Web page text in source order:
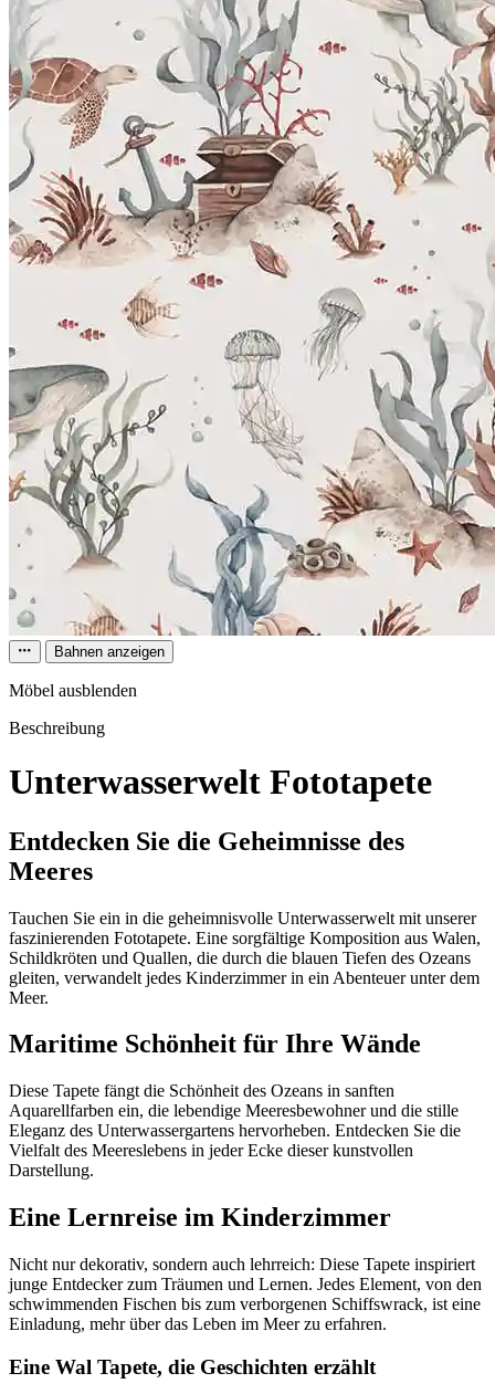
Bahnen anzeigen
Möbel ausblenden
Beschreibung
Unterwasserwelt Fototapete
Entdecken Sie die Geheimnisse des
Meeres
Tauchen Sie ein in die geheimnisvolle Unterwasserwelt mit unserer
faszinierenden Fototapete. Eine sorgfältige Komposition aus Walen,
Schildkröten und Quallen, die durch die blauen Tiefen des Ozeans
gleiten, verwandelt jedes Kinderzimmer in ein Abenteuer unter dem
Meer.
Maritime Schönheit für Ihre Wände
Diese Tapete fängt die Schönheit des Ozeans in sanften
Aquarellfarben ein, die lebendige Meeresbewohner und die stille
Eleganz des Unterwassergartens hervorheben. Entdecken Sie die
Vielfalt des Meereslebens in jeder Ecke dieser kunstvollen
Darstellung.
Eine Lernreise im Kinderzimmer
Nicht nur dekorativ, sondern auch lehrreich: Diese Tapete inspiriert
junge Entdecker zum Träumen und Lernen. Jedes Element, von den
schwimmenden Fischen bis zum verborgenen Schiffswrack, ist eine
Einladung, mehr über das Leben im Meer zu erfahren.
Eine Wal Tapete, die Geschichten erzählt